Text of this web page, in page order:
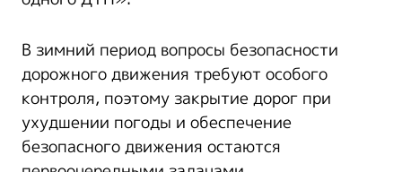
В зимний период вопросы безопасности
дорожного движения требуют особого
контроля, поэтому закрытие дорог при
ухудшении погоды и обеспечение
безопасного движения остаются